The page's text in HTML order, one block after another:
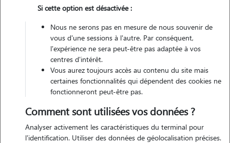
Motivation
Si cette option est désactivée :
Nous ne serons pas en mesure de nous souvenir de
vous d'une sessions à l'autre. Par conséquent,
l'expérience ne sera peut-être pas adaptée à vos
centres d'intérêt.
Vous aurez toujours accès au contenu du site mais
certaines fonctionnalités qui dépendent des cookies ne
fonctionneront peut-être pas.
Comment sont utilisées vos données ?
Analyser activement les caractéristiques du terminal pour
l'identification. Utiliser des données de géolocalisation précises.